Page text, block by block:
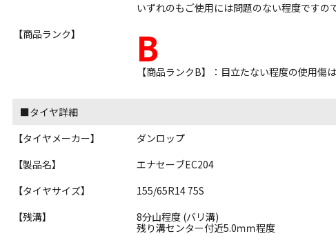
いずれのもご使用には問題のない程度ですの
【商品ランク】
B
【商品ランクB】：目立たない程度の使用傷
■タイヤ詳細
【タイヤメーカー】
ダンロップ
【製品名】
エナセーブEC204
【タイヤサイズ】
155/65R14 75S
【残溝】
8分山程度 (バリ溝)
残り溝センター付近5.0ｍｍ程度